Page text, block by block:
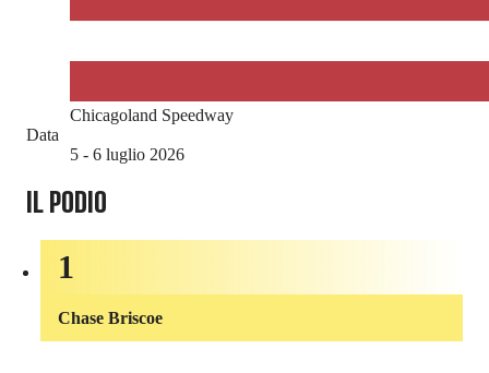
Chicagoland Speedway
Data
5 - 6 luglio 2026
IL PODIO
1
Chase Briscoe